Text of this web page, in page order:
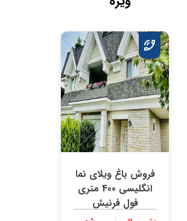
فروش باغ ویلای نما
انگلیسی 400 متری
فول فرنیش